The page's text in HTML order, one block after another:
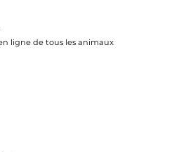
ligne de tous les animaux